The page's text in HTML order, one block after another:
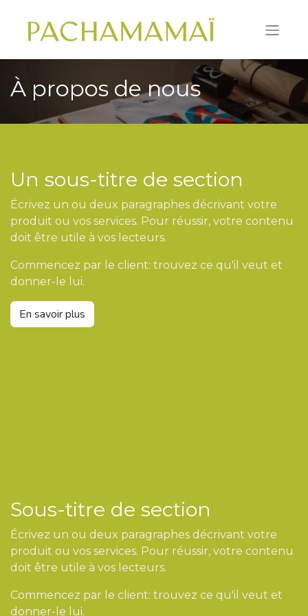
À propos de nous
Un sous-titre de section
Écrivez un ou deux paragraphes décrivant votre
produit ou vos services. Pour réussir, votre contenu
doit être utile à vos lecteurs.
Commencez par le client: trouvez ce qu'il veut et
donner-le lui.
En savoir plus
Sous-titre de section
Écrivez un ou deux paragraphes décrivant votre
produit ou vos services. Pour réussir, votre contenu
doit être utile à vos lecteurs.
Commencez par le client: trouvez ce qu'il veut et
donner-le lui.